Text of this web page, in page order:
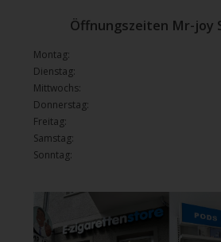
Öffnungszeiten Mr-joy
Montag:
Dienstag:
Mittwochs:
Donnerstag:
Freitag:
Samstag:
Sonntag: